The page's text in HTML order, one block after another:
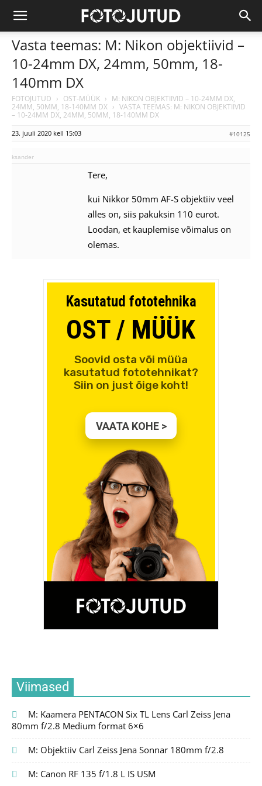
Vasta teemas: M: Nikon objektiivid –
10-24mm DX, 24mm, 50mm, 18-
140mm DX
FOTOJUTUD › OST-MÜÜK › M: NIKON OBJEKTIIVID – 10-24MM DX,
24MM, 50MM, 18-140MM DX › VASTA TEEMAS: M: NIKON OBJEKTIIVID
– 10-24MM DX, 24MM, 50MM, 18-140MM DX
23. juuli 2020 kell 15:03 #10125
ksander
Tere,
kui Nikkor 50mm AF-S objektiiv veel
alles on, siis pakuksin 110 eurot.
Loodan, et kauplemise võimalus on
olemas.
Viimased
M: Kaamera PENTACON Six TL Lens Carl Zeiss Jena
80mm f/2.8 Medium format 6×6
M: Objektiiv Carl Zeiss Jena Sonnar 180mm f/2.8
M: Canon RF 135 f/1.8 L IS USM